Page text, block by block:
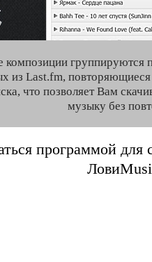
композиции группируются
из Last.fm,
что позволяет Вам
музыку без
программой